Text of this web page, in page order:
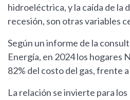
hidroeléctrica, y la caída de la
recesión, son otras variables
Según un informe de la
Energía, en 2024 los hogares
82% del costo del gas, frente
La relación se invierte para los